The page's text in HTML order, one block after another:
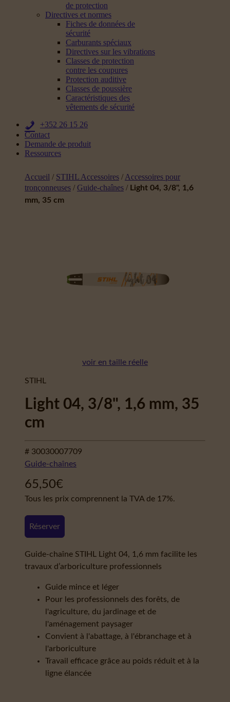
de protection
Directives et normes
Fiches de données de
sécurité
Carburants spéciaux
Directives sur les vibrations
Classes de protection
contre les coupures
Protection auditive
Classes de poussière
Caractéristiques des
vêtements de sécurité
+352 26 15 26
Contact
Demande de produit
Ressources
Accueil / STIHL Accessoires / Accessoires pour
tronçonneuses / Guide-chaînes / Light 04, 3/8", 1,6
mm, 35 cm
voir en taille réelle
STIHL
Light 04, 3/8", 1,6 mm, 35
cm
# 30030007709
Guide-chaînes
65,50€
Tous les prix comprennent la TVA de 17%.
Réserver
Guide-chaîne STIHL Light 04, 1,6 mm facilite les
travaux d’arboriculture professionnels
Guide mince et léger
Pour les professionnels des forêts, de
l'agriculture, du jardinage et de
l'aménagement paysager
Convient à l'abattage, à l'ébranchage et à
l'arboriculture
Travail efficace grâce au poids réduit et à la
ligne élancée